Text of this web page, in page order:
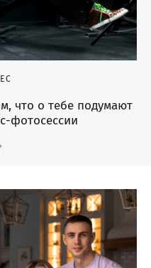
что о тебе подумают
фотосессии